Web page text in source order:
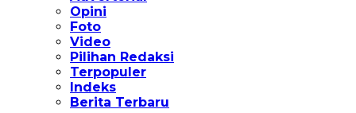
Opini
Foto
Video
Pilihan Redaksi
Terpopuler
Indeks
Berita Terbaru